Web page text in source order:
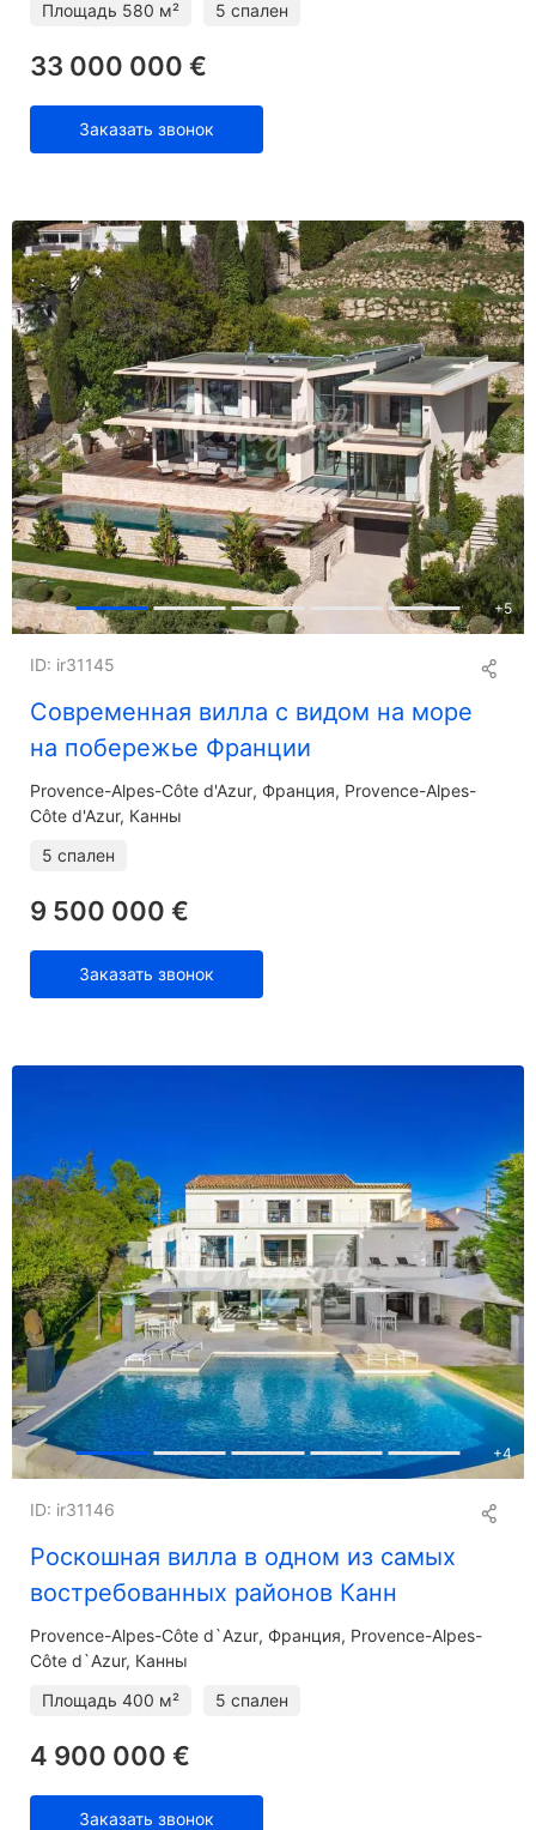
Площадь 580 м² 5 спален
33 000 000 €
Заказать звонок
+5
Современная вилла с видом на море
на побережье Франции
ID: ir31145
Provence-Alpes-Côte d'Azur Франция, Provence-Alpes-
Côte d'Azur, Канны
5 спален
9 500 000 €
Заказать звонок
+4
Роскошная вилла в одном из самых
востребованных районов Канн
ID: ir31146
Provence-Alpes-Côte d`Azur Франция, Provence-Alpes-
Côte d`Azur, Канны
Площадь 400 м² 5 спален
4 900 000 €
Заказать звонок